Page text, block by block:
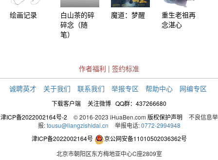
绘画记录
白山茶的碎
碎念（随
笔）
魔道：梦醒
重生老祖再
念湛心
作者福利 | 签约标准
诚聘英才 关于我们 联系我们 举报专区 帮助中心 网编专区
下载客户端 关注微博 QQ群：437266680
津ICP备2022002164号-2
© 2016-2023 iHuaBen.com 版权保护声明
不良信息举
报: tousu@liangzishidai.cn 举报电话: 0772-2994948
津ICP备2022002164号
京公网安备11010502036362号
北京市朝阳区东方梅地亚中心C座2809室